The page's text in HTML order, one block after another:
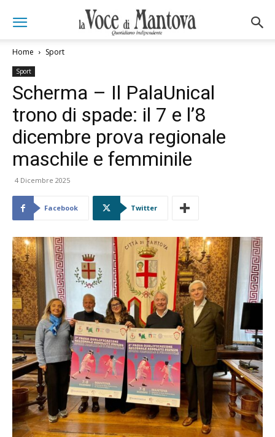
Home Sport
Sport
Scherma – Il PalaUnical
trono di spade: il 7 e l’8
dicembre prova regionale
maschile e femminile
4 Dicembre 2025
Facebook Twitter